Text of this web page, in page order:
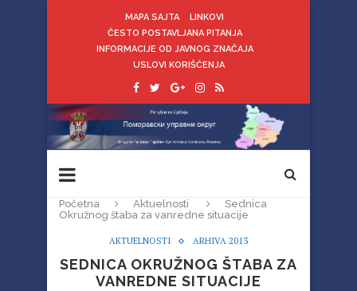
MAPA SAJTA
LINKOVI
ČESTO POSTAVLJANA PITANJA
INFORMACIJE OD JAVNOG ZNAČAJA
USLOVI KORIŠĆENJA
Početna Aktuelnosti
Sednica
Okružnog štaba za vanredne situacije
AKTUELNOSTI ARHIVA 2013
SEDNICA OKRUŽNOG ŠTABA ZA
VANREDNE SITUACIJE